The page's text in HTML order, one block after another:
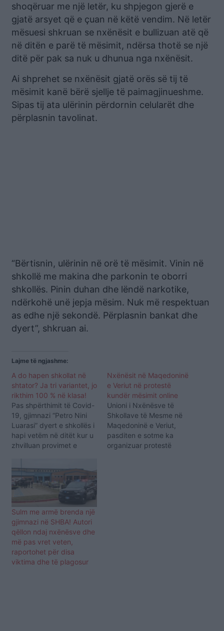
shoqëruar me një letër, ku shpjegon gjerë e
gjatë arsyet që e çuan në këtë vendim. Në letër
mësuesi shkruan se nxënësit e bullizuan atë që
në ditën e parë të mësimit, ndërsa thotë se një
ditë për pak sa nuk u dhunua nga nxënësit.
Ai shprehet se nxënësit gjatë orës së tij të
mësimit kanë bërë sjellje të paimagjinueshme.
Sipas tij ata ulërinin përdornin celularët dhe
përplasnin tavolinat.
“Bërtisnin, ulërinin në orë të mësimit. Vinin në
shkollë me makina dhe parkonin te oborri
shkollës. Pinin duhan dhe lëndë narkotike,
ndërkohë unë jepja mësim. Nuk më respektuan
as edhe një sekondë. Përplasnin bankat dhe
dyert”, shkruan ai.
Lajme të ngjashme:
A do hapen shkollat në
shtator? Ja tri variantet, jo
rikthim 100 % në klasa!
Pas shpërthimit të Covid-
19, gjimnazi “Petro Nini
Luarasi” dyert e shkollës i
hapi vetëm në ditët kur u
zhvilluan provimet e
viti i ri shkollor 2020-2021
do të nisë më 14 shtator.
Por si do të zhvillohet
mësimit? Deri më tani nuk
ka…
Nxënësit në Maqedoninë
e Veriut në protestë
kundër mësimit online
Unioni i Nxënësve të
Shkollave të Mesme në
Maqedoninë e Veriut,
pasditen e sotme ka
organizuar protestë
Sulm me armë brenda një
gjimnazi në SHBA! Autori
qëllon ndaj nxënësve dhe
më pas vret veten,
raportohet për disa
viktima dhe të plagosur